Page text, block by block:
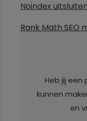
Noindex
Rank Math SEO
Heb jij een
kunnen
en